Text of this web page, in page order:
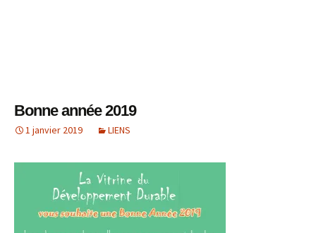
Bonne année 2019
1 janvier 2019 LIENS